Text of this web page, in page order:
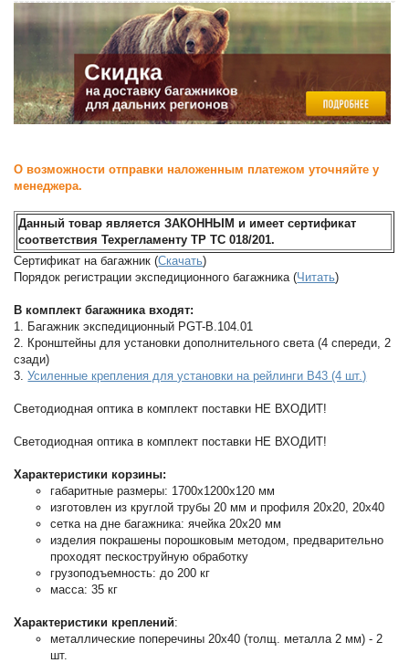
О возможности отправки наложенным платежом уточняйте у
менеджера.
Данный товар является ЗАКОННЫМ и имеет сертификат
соответствия Техрегламенту ТР ТС 018/201.
Сертификат на багажник (Скачать)
Порядок регистрации экспедиционного багажника (Читать)
В комплект багажника входят:
1. Багажник экспедиционный PGT-B.104.01
2. Кронштейны для установки дополнительного света (4 спереди, 2
сзади)
3.Усиленные крепления для установки на рейлинги B43 (4 шт.)
Светодиодная оптика в комплект поставки НЕ ВХОДИТ!
Светодиодная оптика в комплект поставки НЕ ВХОДИТ!
Характеристики корзины:
габаритные размеры: 1700х1200х120 мм
изготовлен из круглой трубы 20 мм и профиля 20х20, 20х40
сетка на дне багажника: ячейка 20х20 мм
изделия покрашены порошковым методом, предварительно
проходят пескоструйную обработку
грузоподъемность: до 200 кг
масса: 35 кг
Характеристики креплений:
металлические поперечины 20х40 (толщ. металла 2 мм) - 2
шт.